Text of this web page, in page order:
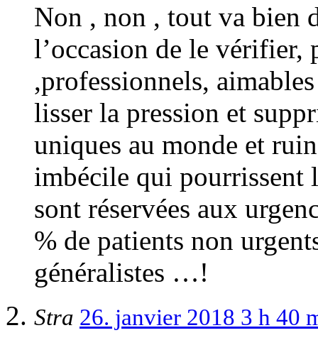
Non , non , tout va bien
l’occasion de le vérifier,
,professionnels,
lisser la pression et
uniques au monde et
imbécile qui
sont réservées aux
% de patients non
généralistes …!
Stra 26. janvier 2018 3 h 40